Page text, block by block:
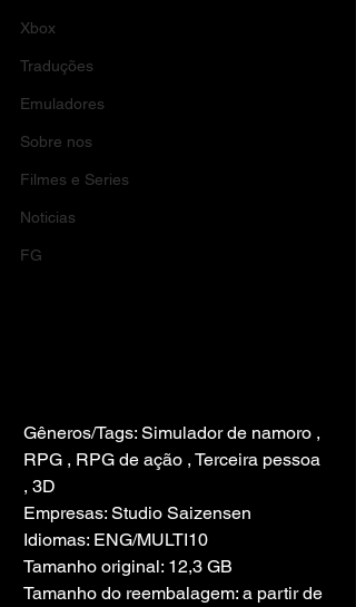
Xbox
Traduções
Emuladores
Sobre nos
Filmes e Series
Noticias
FG
Gêneros/Tags: Simulador de namoro ,
RPG , RPG de ação , Terceira pessoa
, 3D
Empresas: Studio Saizensen
Idiomas: ENG/MULTI10
Tamanho original: 12,3 GB
Tamanho do reembalagem: a partir de